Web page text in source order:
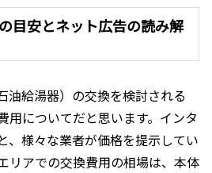
目安とネット広告の読み解
油給湯器）の交換を検討される
用についてだと思います。インタ
、様々な業者が価格を提示してい
リアでの交換費用の相場は、本体